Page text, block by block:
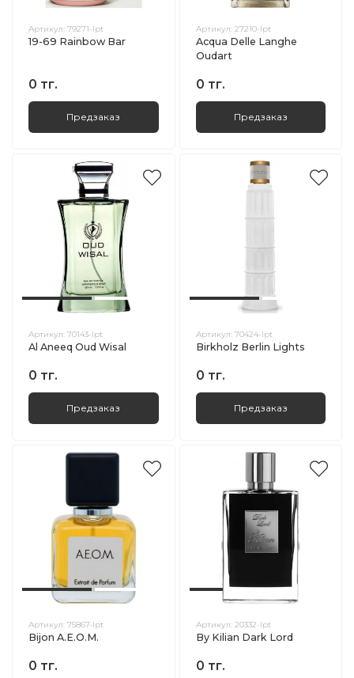
Артикул: 79271-lpt
19-69 Rainbow Bar
0 тг.
Предзаказ
Артикул: 27210-lpt
Acqua Delle Langhe
Oudart
0 тг.
Предзаказ
Артикул: 70143-lpt
Al Aneeq Oud Wisal
0 тг.
Предзаказ
Артикул: 70424-lpt
Birkholz Berlin Lights
0 тг.
Предзаказ
Артикул: 75867-lpt
Bijon A.E.O.M.
0 тг.
Артикул: 20332-lpt
By Kilian Dark Lord
0 тг.